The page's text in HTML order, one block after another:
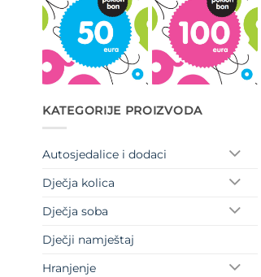
KATEGORIJE PROIZVODA
Autosjedalice i dodaci
Dječja kolica
Dječja soba
Dječji namještaj
Hranjenje